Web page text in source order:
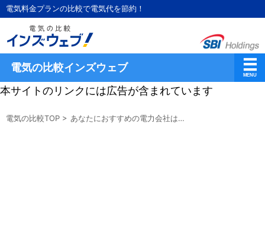
電気料金プランの比較で電気代を節約！
電気の比較インズウェブ
本サイトのリンクには広告が含まれています
電気の比較TOP > あなたにおすすめの電力会社は…